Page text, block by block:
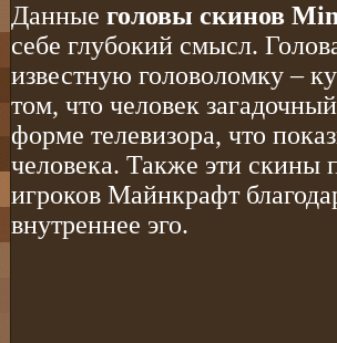
Данные головы скинов
себе глубокий смысл.
известную головоломку –
том, что человек
форме телевизора, что
человека. Также эти скины
игроков Майнкрафт
внутреннее эго.